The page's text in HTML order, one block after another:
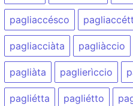
pagliaccésco
pagliacciàta pagliàccio
pagliàta paglierìccio
pagliétta pagliétto